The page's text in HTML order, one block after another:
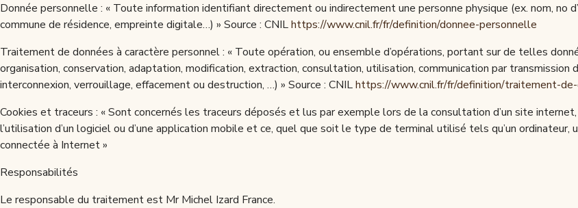
Donnée personnelle : « Toute information identifiant directement ou indirectement une personne physique (ex. nom, no
commune de résidence, empreinte digitale…) » Source : CNILhttps://www.cnil.fr/fr/definition/donnee-personnelle
Traitement de données à caractère personnel : « Toute opération, ou ensemble d’opérations, portant sur de telles
organisation, conservation, adaptation, modification, extraction, consultation, utilisation, communication par
interconnexion, verrouillage, effacement ou destruction, …) » Source : CNILhttps://www.cnil.fr/fr/definition/traitement-
Cookies et traceurs : « Sont concernés les traceurs déposés et lus par exemple lors de la consultation d’un site
l’utilisation d’un logiciel ou d’une application mobile et ce, quel que soit le type de terminal utilisé tels qu’un
connectée à Internet »
Responsabilités
Le responsable du traitement est Mr Michel Izard France.